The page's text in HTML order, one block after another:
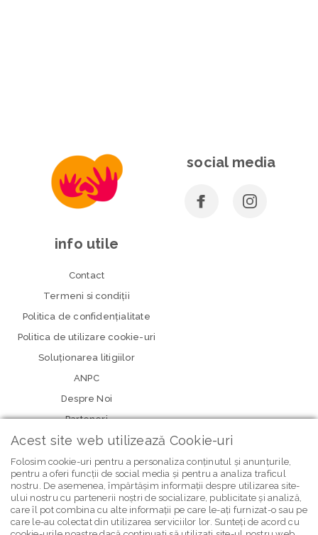
social media
info utile
Contact
Termeni si condiţii
Politica de confidenţialitate
Politica de utilizare cookie-uri
Soluționarea litigiilor
ANPC
Despre Noi
Parteneri
Acest site web utilizează Cookie-uri
Folosim cookie-uri pentru a personaliza conținutul și anunțurile,
pentru a oferi funcții de social media și pentru a analiza traficul
nostru. De asemenea, împărtășim informații despre utilizarea site-
ului nostru cu partenerii noștri de socializare, publicitate și analiză,
care îl pot combina cu alte informații pe care le-ați furnizat-o sau pe
care le-au colectat din utilizarea serviciilor lor. Sunteți de acord cu